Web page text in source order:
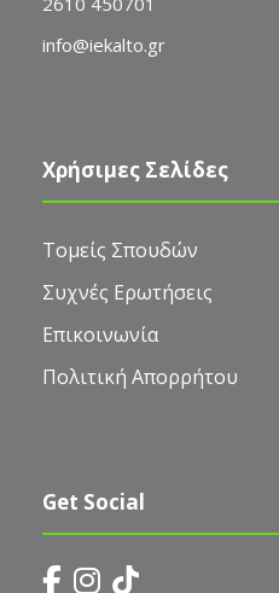
info@iekalto.gr
Χρήσιμες Σελίδες
Τομείς Σπουδών
Συχνές Ερωτήσεις
Επικοινωνία
Πολιτική Απορρήτου
Get Social